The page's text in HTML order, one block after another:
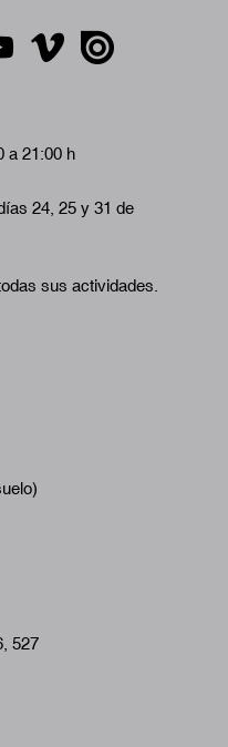
a 21:00 h
24, 25 y 31 de
sus actividades.
527